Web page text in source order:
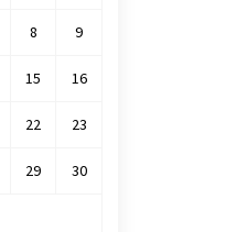
8 9
15 16
22 23
29 30